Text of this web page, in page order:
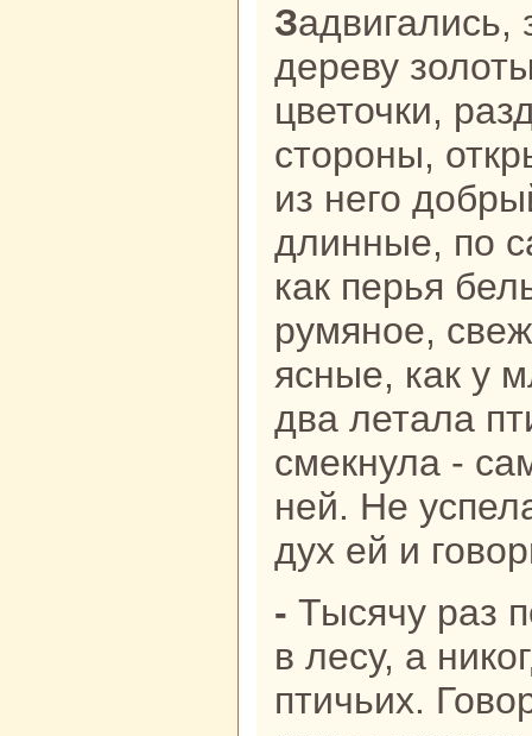
Задвигались, заходили по всему
дереву
цветочки,
стороны,
из него
длинные, по
как перья
румяное,
ясные, как у
два летала
смекнула -
ней. Не
дух ей и
- Тысячу paз по тысяче лет живу я
в лесу, а
птичьих.